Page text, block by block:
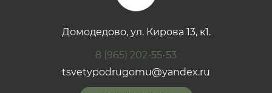
Домодедово, ул. Кирова 13, к1.
8 (965) 202-55-53
tsvetypodrugomu@yandex.ru